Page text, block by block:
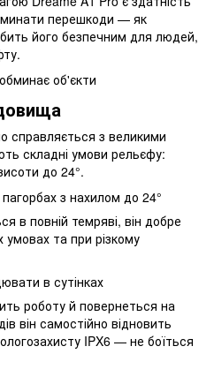
перешкоди — як
його безпечним для людей,
справляється з великими
складні умови рельєфу:
до 24°.
в повній темряві, він добре
умовах та при різкому
роботу й повернеться на
він самостійно відновить
IPX6 — не боїться